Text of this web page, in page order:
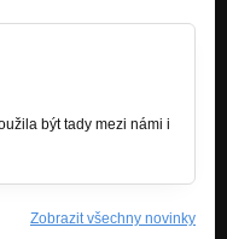
být tady mezi námi i
Zobrazit všechny novinky